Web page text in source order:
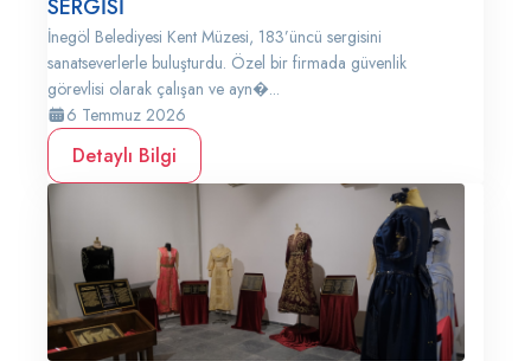
SERGİSİ
İnegöl Belediyesi Kent Müzesi, 183’üncü sergisini
sanatseverlerle buluşturdu. Özel bir firmada güvenlik
görevlisi olarak çalışan ve ayn�...
6 Temmuz 2026
Detaylı Bilgi